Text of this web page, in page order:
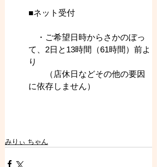
■ネット受付
・ご希望日時からさかのぼっ
て、2日と13時間（61時間）前よ
り
（店休日などその他の要因
に依存しません）
みりぃ ちゃん